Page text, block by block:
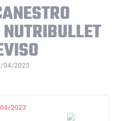
04/2023
2023